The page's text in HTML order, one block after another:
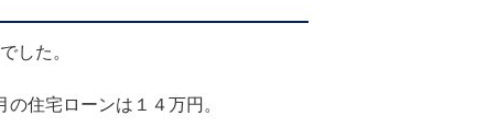
した。
住宅ローンは１４万円。